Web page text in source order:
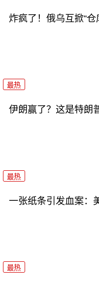
炸疯了！俄乌互掀“
最热
伊朗赢了？这是特朗
最热
一张纸条引发血案：
最热